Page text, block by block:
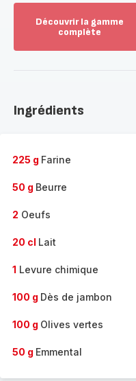
Découvrir la gamme
complète
gamme
Ingrédients
225 g Farine
50 g Beurre
2 Oeufs
20 cl Lait
1 Levure chimique
100 g Dès de jambon
100 g Olives vertes
50 g Emmental